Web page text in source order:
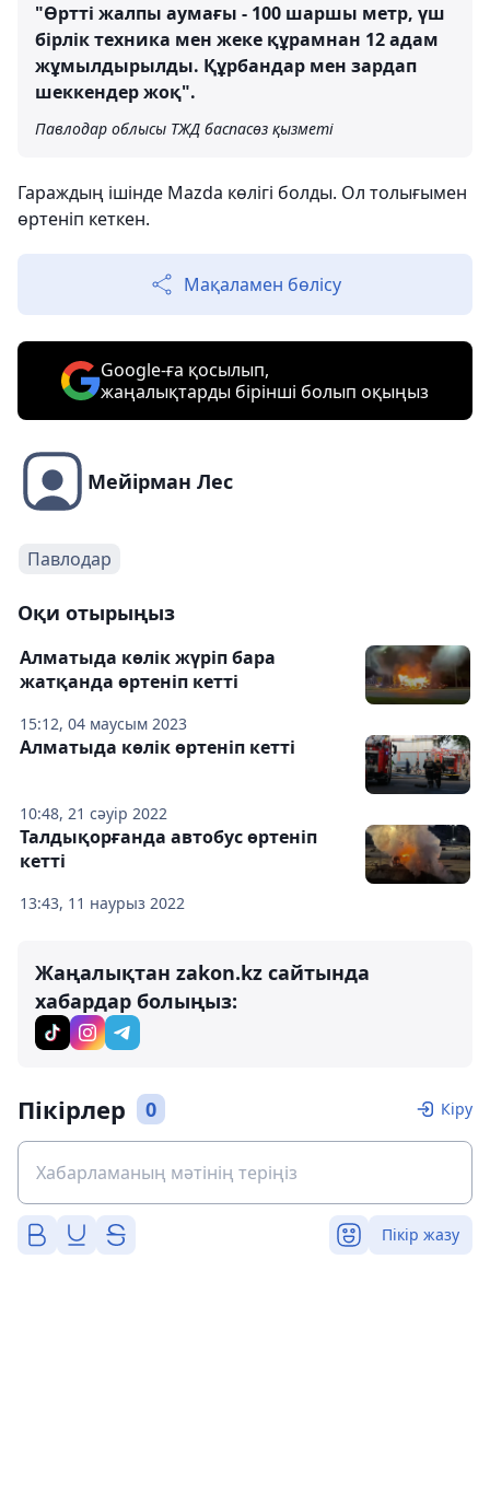
"Өртті жалпы аумағы - 100 шаршы метр, үш
бірлік техника мен жеке құрамнан 12 адам
жұмылдырылды. Құрбандар мен зардап
шеккендер жоқ".
Павлодар облысы ТЖД баспасөз қызметі
Гараждың ішінде Mazda көлігі болды. Ол толығымен
өртеніп кеткен.
Мақаламен бөлісу
Google-ға қосылып,
жаңалықтарды бірінші болып оқыңыз
Мейірман Лес
Павлодар
Оқи отырыңыз
15:12, 04 маусым 2023
Алматыда көлік жүріп бара
жатқанда өртеніп кетті
10:48, 21 сәуір 2022
Алматыда көлік өртеніп кетті
13:43, 11 наурыз 2022
Талдықорғанда автобус өртеніп
кетті
Жаңалықтан zakon.kz сайтында
хабардар болыңыз:
Пікірлер 0 Кіру
Пікір жазу